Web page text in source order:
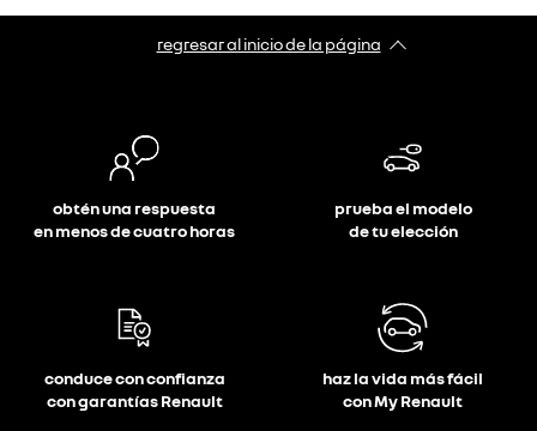
regresar al inicio de la página
obtén una respuesta
en menos de cuatro horas
prueba el modelo
de tu elección
conduce con confianza
con garantías Renault
haz la vida más fácil
con My Renault